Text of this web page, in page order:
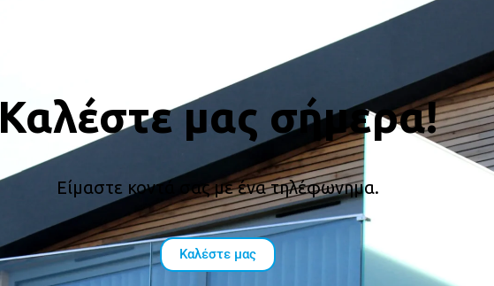
Καλέστε μας σήμερα!
Είμαστε κοντά σας με ένα τηλέφωνημα.
Καλέστε μας